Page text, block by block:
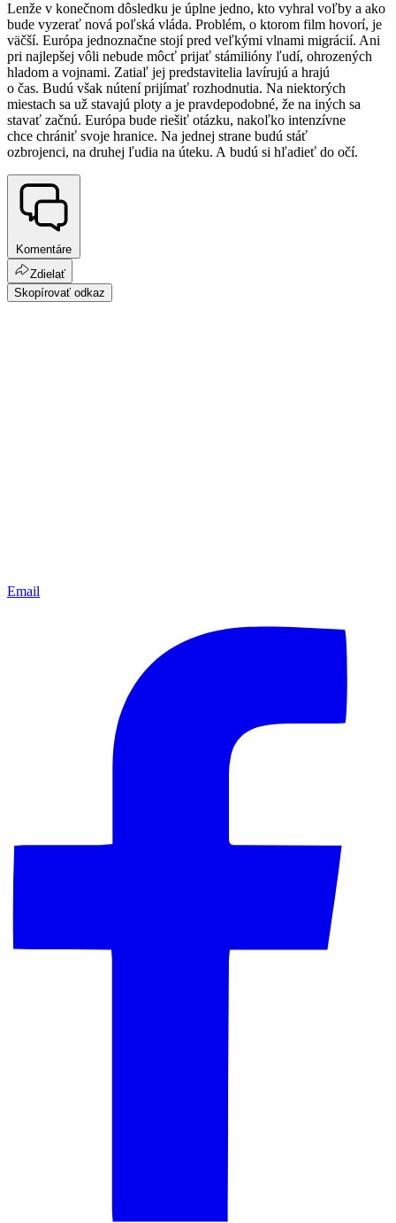
Lenže v konečnom dôsledku je úplne jedno, kto vyhral voľby a ako
bude vyzerať nová poľská vláda. Problém, o ktorom film hovorí, je
väčší. Európa jednoznačne stojí pred veľkými vlnami migrácií. Ani
pri najlepšej vôli nebude môcť prijať stámilióny ľudí, ohrozených
hladom a vojnami. Zatiaľ jej predstavitelia lavírujú a hrajú
o čas. Budú však nútení prijímať rozhodnutia. Na niektorých
miestach sa už stavajú ploty a je pravdepodobné, že na iných sa
stavať začnú. Európa bude riešiť otázku, nakoľko intenzívne
chce chrániť svoje hranice. Na jednej strane budú stáť
ozbrojenci, na druhej ľudia na úteku. A budú si hľadieť do očí.
Komentáre
Zdielať
Skopírovať odkaz
Email